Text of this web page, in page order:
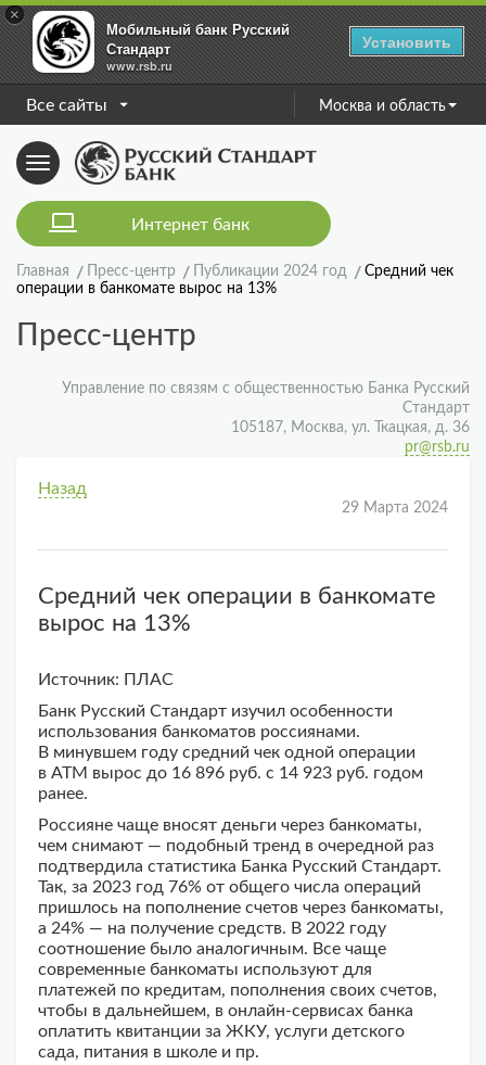
×
Мобильный банк Русский
Стандарт
www.rsb.ru
Установить
Все сайты Москва и область
Toggle
navigation
Интернет банк
Главная Пресс-центр Публикации 2024 год
Средний чек
операции в банкомате вырос на 13%
Пресс-центр
Управление по связям с общественностью Банка Русский
Стандарт
105187, Москва, ул. Ткацкая, д. 36
pr@rsb.ru
Назад
29 Марта 2024
Средний чек операции в банкомате
вырос на 13%
Источник: ПЛАС
Банк Русский Стандарт изучил особенности
использования банкоматов россиянами.
В минувшем году средний чек одной операции
в АТМ вырос до 16 896 руб. с 14 923 руб. годом
ранее.
Россияне чаще вносят деньги через банкоматы,
чем снимают — подобный тренд в очередной раз
подтвердила статистика Банка Русский Стандарт.
Так, за 2023 год 76% от общего числа операций
пришлось на пополнение счетов через банкоматы,
а 24% — на получение средств. В 2022 году
соотношение было аналогичным. Все чаще
современные банкоматы используют для
платежей по кредитам, пополнения своих счетов,
чтобы в дальнейшем, в онлайн-сервисах банка
оплатить квитанции за ЖКУ, услуги детского
сада, питания в школе и пр.